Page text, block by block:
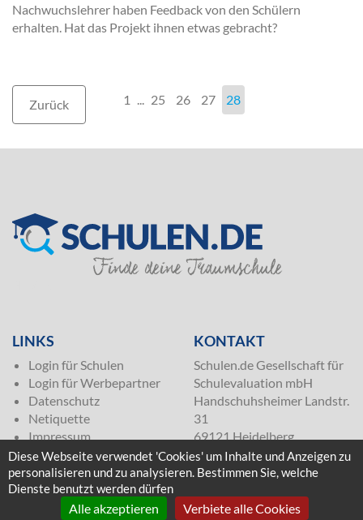
Nachwuchslehrer haben Feedback von den Schülern
erhalten. Hat das Projekt ihnen etwas gebracht?
Zurück 1 ... 25 26 27 28
LINKS
Login für Schulen
Login für Werbepartner
Datenschutz
Netiquette
Impressum
KONTAKT
Schulen.de Gesellschaft für
Schulevaluation mbH
Handschuhsheimer Landstr.
31
69121 Heidelberg
Telefon (06221) 599 53 71
office@schulen.de
ÜBER SCHULEN.DE
Diese Webseite verwendet 'Cookies' um Inhalte und Anzeigen zu
personalisieren und zu analysieren. Bestimmen Sie, welche
Dienste benutzt werden dürfen
Alle akzeptieren Verbiete alle Cookies